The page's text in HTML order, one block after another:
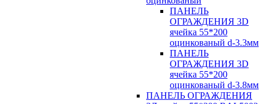
ПАНЕЛЬ
ОГРАЖДЕНИЯ 3D
ячейка 55*200
оцинкованый d-3.3мм
ПАНЕЛЬ
ОГРАЖДЕНИЯ 3D
ячейка 55*200
оцинкованый d-3.8мм
ПАНЕЛЬ ОГРАЖДЕНИЯ